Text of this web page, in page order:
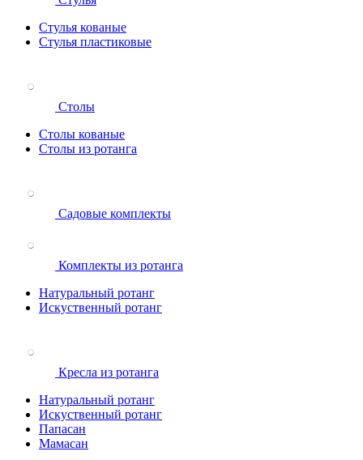
Стулья кованые
Стулья пластиковые
Столы
Столы кованые
Столы из ротанга
Садовые комплекты
Комплекты из ротанга
Натуральный ротанг
Искуственный ротанг
Кресла из ротанга
Натуральный ротанг
Искуственный ротанг
Папасан
Мамасан